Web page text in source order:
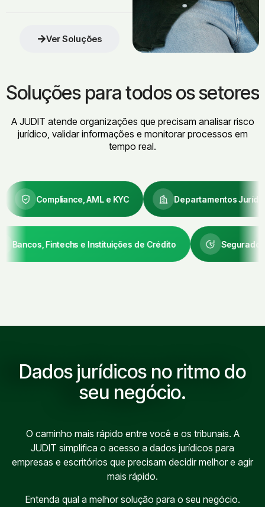
crédito usam a JUDIT para
oportunidades em
precatórios federais,
que subsidiam a
precificação e a tomada de
ativos judiciais.
Ver Soluções
Soluções para todos os setores
A JUDIT atende organizações que precisam analisar risco
jurídico, validar informações e monitorar processos em
tempo real.
Compliance, AML e KYC Departamentos Jurídicos
Bancos, Fintechs e Instituições de Crédito
Dados jurídicos no ritmo do
seu negócio.
O caminho mais rápido entre você e os tribunais. A
JUDIT simplifica o acesso a dados jurídicos para
empresas e escritórios que precisam decidir melhor e agir
mais rápido.
Entenda qual a melhor solução para o seu negócio.